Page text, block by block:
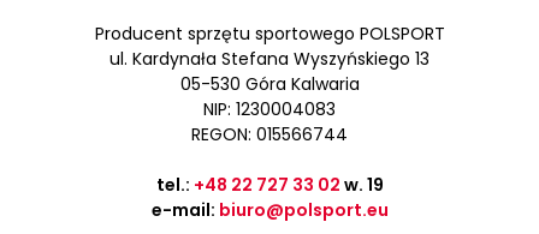
Producent sprzętu sportowego POLSPORT
ul. Kardynała Stefana Wyszyńskiego 13
05-530 Góra Kalwaria
NIP: 1230004083
REGON: 015566744
tel.: +48 22 727 33 02 w. 19
e-mail: biuro@polsport.eu